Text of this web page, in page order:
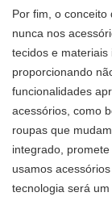
Por fim, o conceito
nunca nos
tecidos e materiais
proporcionando
funcionalidades
acessórios, como
roupas que
integrado,
usamos
tecnologia será